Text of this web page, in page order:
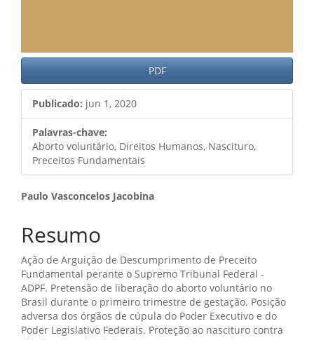
PDF
Publicado: jun 1, 2020
Palavras-chave:
Aborto voluntário, Direitos Humanos, Nascituro,
Preceitos Fundamentais
Conteúdo
do
artigo
principal
Paulo Vasconcelos Jacobina
Resumo
Ação de Arguição de Descumprimento de Preceito
Fundamental perante o Supremo Tribunal Federal -
ADPF. Pretensão de liberação do aborto voluntário no
Brasil durante o primeiro trimestre de gestação. Posição
adversa dos órgãos de cúpula do Poder Executivo e do
Poder Legislativo Federais. Proteção ao nascituro contra